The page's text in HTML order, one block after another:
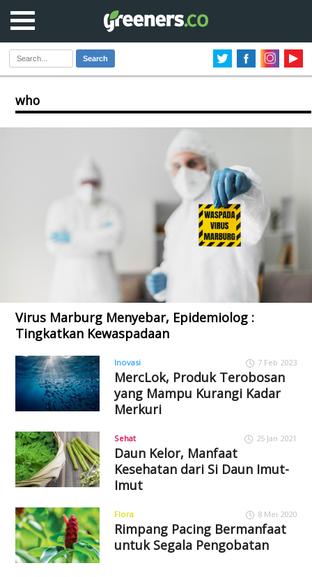
Search
who
Virus Marburg Menyebar, Epidemiolog :
Tingkatkan Kewaspadaan
Inovasi 7 Feb 2023
MercLok, Produk Terobosan
yang Mampu Kurangi Kadar
Merkuri
Sehat 25 Jan 2021
Daun Kelor, Manfaat
Kesehatan dari Si Daun Imut-
Imut
Flora 8 Mei 2020
Rimpang Pacing Bermanfaat
untuk Segala Pengobatan